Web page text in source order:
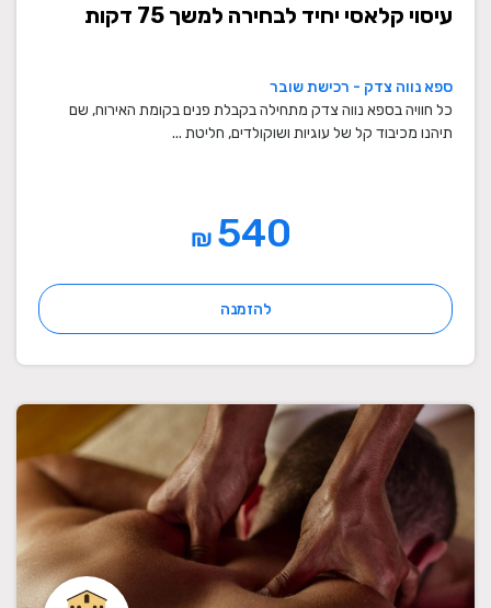
עיסוי קלאסי יחיד לבחירה למשך 75 דקות
ספא נווה צדק - רכישת שובר
כל חוויה בספא נווה צדק מתחילה בקבלת פנים בקומת האירוח, שם
תיהנו מכיבוד קל של עוגיות ושוקולדים, חליטת ...
₪
להזמנה